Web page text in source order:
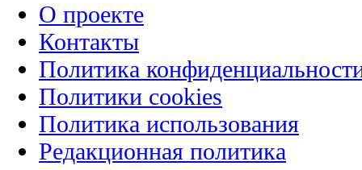
О проекте
Контакты
Политика
Политики cookies
Политика использования
Редакционная политика